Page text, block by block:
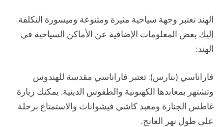
الهند تعتبر وجهة سياحية مثيرة ومتنوعة وميسورة التكلفة.
إليك بعض المعلومات الإضافية عن الأماكن السياحية في
الهند:
فاراناسي (بنارس): تعتبر فاراناسي مقدسة للهندوس
وتشتهر بمعابدها الكهنوتية والطقوس الدينية. يمكنك زيارة
غاطس الجنازة ومعبد كاشي فيشواناث والاستمتاع برحلة
على طول نهر الغانج.